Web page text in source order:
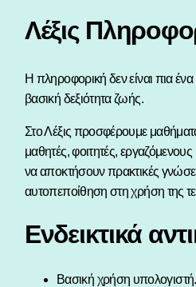
Λέξις
Η πληροφορική δεν είναι πια
βασική δεξιότητα ζωής.
Στο Λέξις προσφέρουμε
μαθητές, φοιτητές,
να αποκτήσουν πρακτικές
αυτοπεποίθηση στη χρήση της
Ενδεικτικά
Βασική χρήση υπολογιστή.